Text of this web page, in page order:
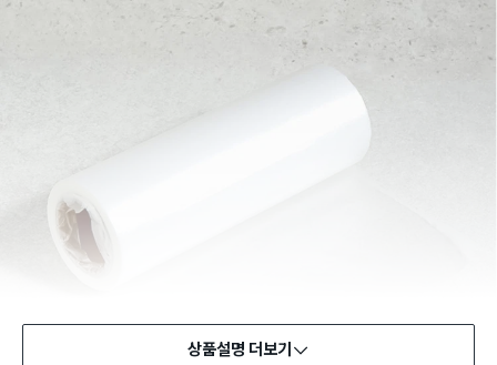
상품설명 더보기